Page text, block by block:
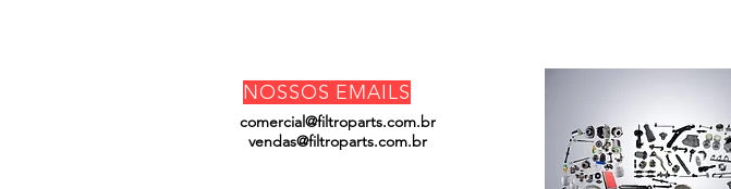
NOSSOS EMAILS
comercial@filtroparts.com.br
vendas@filtroparts.com.br